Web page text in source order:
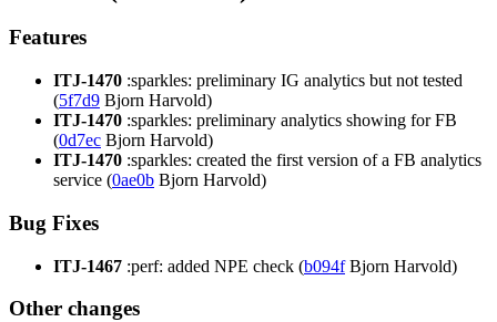
Features
ITJ-1470 :sparkles: preliminary IG analytics but not tested
(5f7d9 Bjorn Harvold)
ITJ-1470 :sparkles: preliminary analytics showing for FB
(0d7ec Bjorn Harvold)
ITJ-1470 :sparkles: created the first version of a FB analytics
service (0ae0b Bjorn Harvold)
Bug Fixes
ITJ-1467 :perf: added NPE check (b094fBjorn Harvold)
Other changes